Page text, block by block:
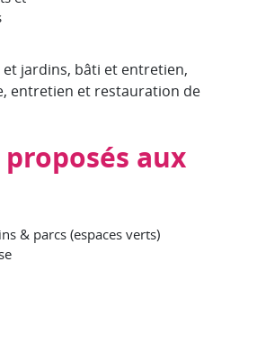
jardins, bâti et entretien,
entretien et restauration de
aux
& parcs (espaces verts)